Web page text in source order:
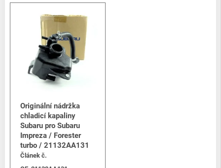
Originální nádržka
chladicí kapaliny
Subaru pro Subaru
Impreza / Forester
turbo / 21132AA131
Článek č.